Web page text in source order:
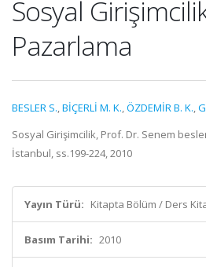
Sosyal
Pazarlama
BESLER S.,BİÇERLİ M. K.,ÖZDEMİR B. K.,
Sosyal Girişimcilik, Prof. Dr. Senem
İstanbul, ss.199-224, 2010
Yayın Türü: Kitapta Bölüm / Ders
Basım Tarihi: 2010